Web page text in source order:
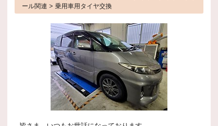
ール関連 > 乗用車用タイヤ交換